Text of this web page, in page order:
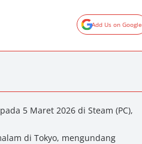
Add Us on Google
5 Maret 2026 di Steam (PC),
di Tokyo, mengundang